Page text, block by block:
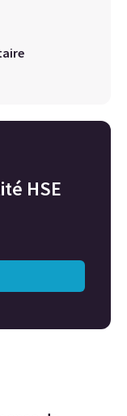
HSE